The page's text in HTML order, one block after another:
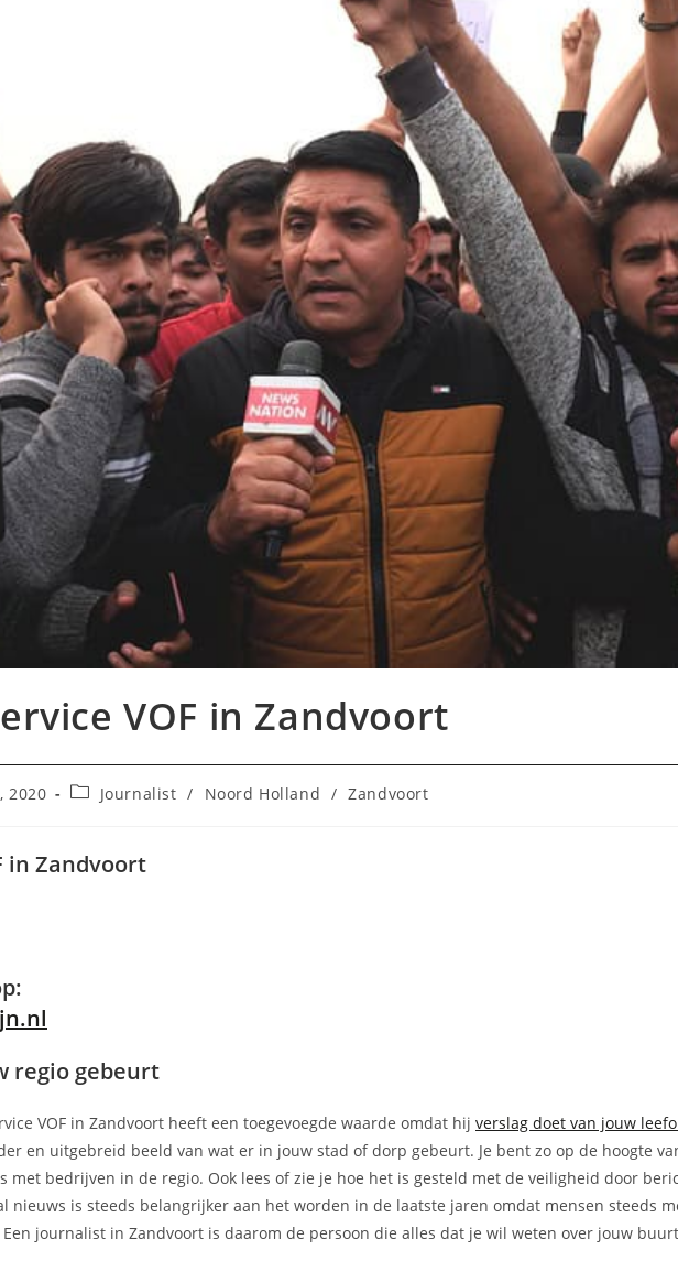
VOF in Zandvoort
2020 Berichtcategorie:
Journalist / Noord Holland / Zandvoort
in Zandvoort
regio gebeurt
VOF in Zandvoort heeft een toegevoegde waarde omdat hij verslag doet van jouw
en uitgebreid beeld van wat er in jouw stad of dorp gebeurt. Je bent zo op de hoogte
met bedrijven in de regio. Ook lees of zie je hoe het is gesteld met de veiligheid door
nieuws is steeds belangrijker aan het worden in de laatste jaren omdat mensen steeds
journalist in Zandvoort is daarom de persoon die alles dat je wil weten over jouw